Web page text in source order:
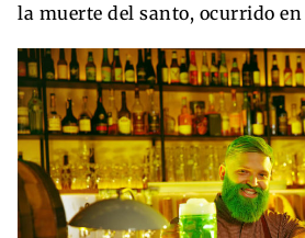
la muerte del santo, ocurrido en